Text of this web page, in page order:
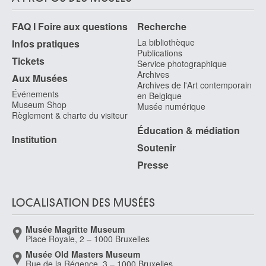
milieu XVIe - milieu XVIIe siècle
Ecole des Pays-Bas méridionaux
XVIIe - XVIIIe siècle
Ecole des Pays-Bas méridionaux
vers 1600
Ecole des Pays-Bas méridionaux
milieu XVIIe siècle
Ecole des Pays-Bas méridionaux
fin du XVIIe - première moitié du XVIIIe siècle
Ecole des Pays-Bas méridionaux
Ecole des Pays-Bas méridionaux
XIVe siècle
Ecole des Pays-Bas méridionaux
vers 1400
Ecole des Pays-Bas méridionaux
FAQ I Foire aux questions
Infos pratiques
Tickets
Aux Musées
Événements
Museum Shop
Règlement & charte du visiteur
Institution
Recherche
La bibliothèque
Publications
Service photographique
Archives
Archives de l'Art contemporain
en Belgique
Musée numérique
Éducation & médiation
Soutenir
Presse
LOCALISATION DES MUSÉES
Musée Magritte Museum
Place Royale, 2 – 1000 Bruxelles
Musée Old Masters Museum
Rue de la Régence, 3 – 1000 Bruxelles